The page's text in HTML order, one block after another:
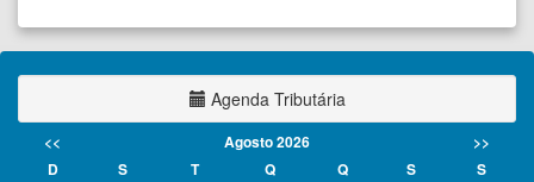
Agenda Tributária
<< Agosto 2026
>>
D
S T Q Q S S